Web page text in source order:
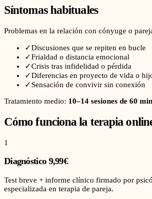
Síntomas habituales
Problemas en la relación con cónyuge o
✓Discusiones que se repiten en bucle
✓Frialdad o distancia emocional
✓Crisis tras infidelidad o pérdida
✓Diferencias en proyecto de vida o
✓ Sensación de convivir sin conexión
Tratamiento medio: 10–14 sesiones de 60
Cómo funciona la terapia
1
Diagnóstico 9,99€
Test breve + informe clínico firmado por
especializada en terapia de pareja.